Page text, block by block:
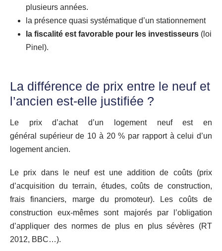
plusieurs années.
la présence quasi systématique d’un stationnement
la fiscalité est favorable pour les investisseurs (loi
Pinel).
La différence de prix entre le neuf et
l’ancien est-elle justifiée ?
Le prix d’achat d’un logement neuf est en
général supérieur de 10 à 20 % par rapport à celui d’un
logement ancien.
Le prix dans le neuf est une addition de coûts (prix
d’acquisition du terrain, études, coûts de construction,
frais financiers, marge du promoteur). Les coûts de
construction eux-mêmes sont majorés par l’obligation
d’appliquer des normes de plus en plus sévères (RT
2012, BBC…).